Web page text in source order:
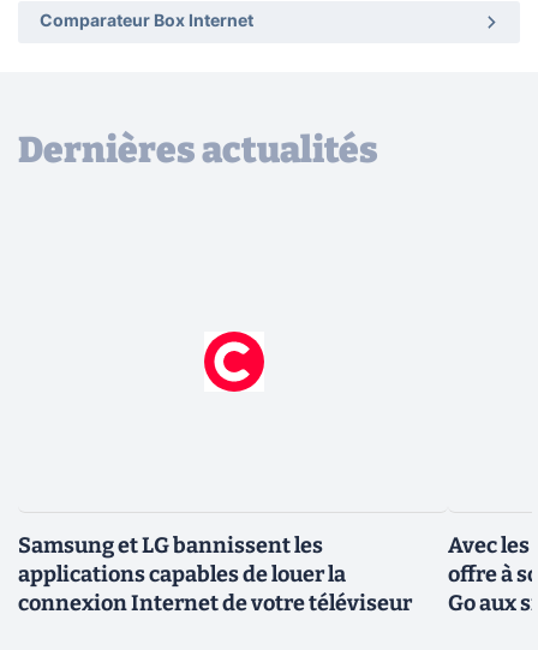
Comparateur Box Internet
Dernières actualités
Samsung et LG bannissent les
applications capables de louer la
connexion Internet de votre téléviseur
Avec
offre à
Go aux